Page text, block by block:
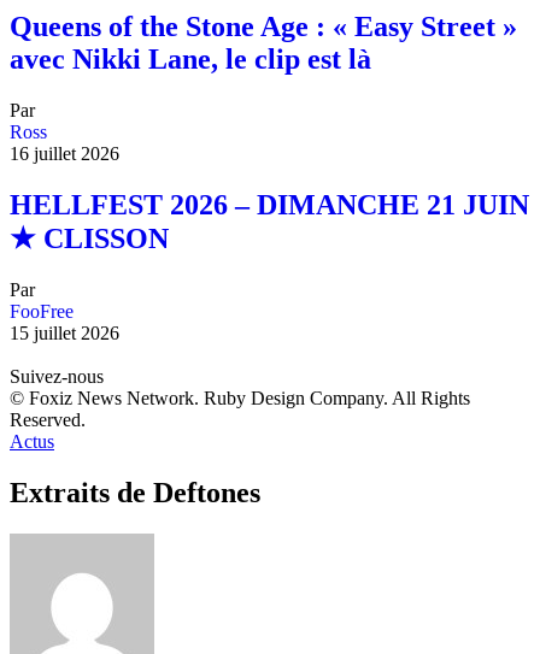
Queens of the Stone Age : « Easy Street »
avec Nikki Lane, le clip est là
Par
Ross
16 juillet 2026
HELLFEST 2026 – DIMANCHE 21 JUIN
★ CLISSON
Par
FooFree
15 juillet 2026
Suivez-nous
© Foxiz News Network. Ruby Design Company. All Rights
Reserved.
Actus
Extraits de Deftones